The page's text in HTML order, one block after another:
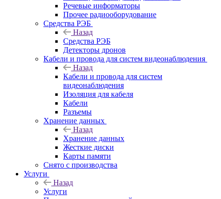
Речевые информаторы
Прочее радиооборудование
Средства РЭБ
Назад
Средства РЭБ
Детекторы дронов
Кабели и провода для систем видеонаблюдения
Назад
Кабели и провода для систем
видеонаблюдения
Изоляция для кабеля
Кабели
Разъемы
Хранение данных
Назад
Хранение данных
Жесткие диски
Карты памяти
Снято с производства
Услуги
Назад
Услуги